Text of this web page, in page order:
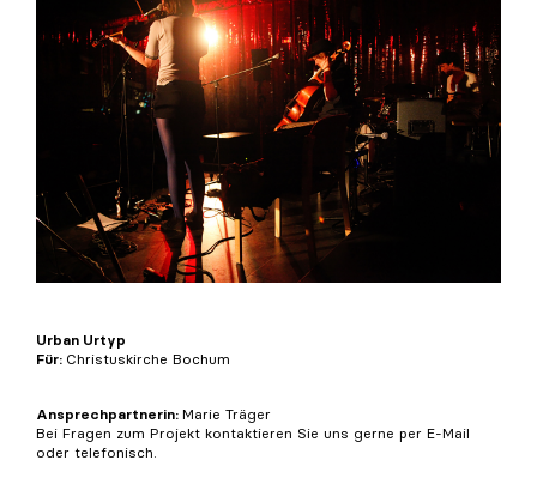
Urban Urtyp
Für: Christuskirche Bochum
Ansprechpartnerin: Marie Träger
Bei Fragen zum Projekt kontaktieren Sie uns gerne per E-Mail
oder telefonisch.